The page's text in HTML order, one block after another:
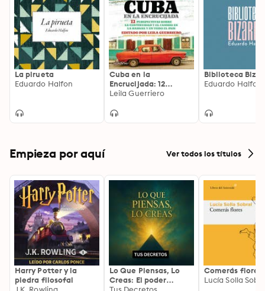
La pirueta
Eduardo Halfon
Cuba en la
Encrucijada: 12
Perspectivas sobre la
cambio en la Habana
change in Havana
and throughout the
Leila Guerriero
Biblioteca
Eduardo Halfon
Empieza por aquí Ver todos los títulos
Harry Potter y la
piedra filosofal
Lo Que Piensas, Lo
Creas: El poder
Comerás flores
Lucía Solla